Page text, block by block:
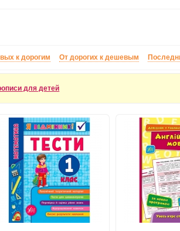
к дорогим От дорогих к дешевым
для детей